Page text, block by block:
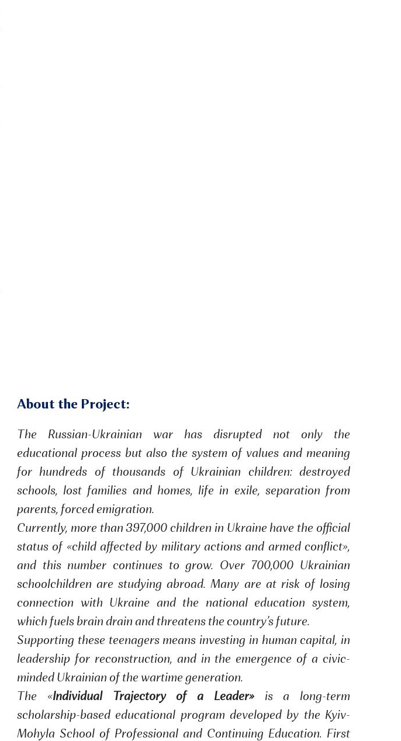
About the Project:
The Russian-Ukrainian war has disrupted not only the
educational process but also the system of values and meaning
for hundreds of thousands of Ukrainian children: destroyed
schools, lost families and homes, life in exile, separation from
parents, forced emigration.
Currently, more than 397,000 children in Ukraine have the official
status of «child affected by military actions and armed conflict»,
and this number continues to grow. Over 700,000 Ukrainian
schoolchildren are studying abroad. Many are at risk of losing
connection with Ukraine and the national education system,
which fuels brain drain and threatens the country’s future.
Supporting these teenagers means investing in human capital, in
leadership for reconstruction, and in the emergence of a civic-
minded Ukrainian of the wartime generation.
The «Individual Trajectory of a Leader» is a long-term
scholarship-based educational program developed by the Kyiv-
Mohyla School of Professional and Continuing Education. First